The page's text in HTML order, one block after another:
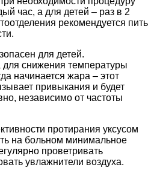
час, а для детей – раз в 2
рекомендуется пить
для детей.
для снижения температуры
начинается жара – этот
привыкания и будет
независимо от частоты
протирания уксусом
на больном минимальное
проветривать
увлажнители воздуха.